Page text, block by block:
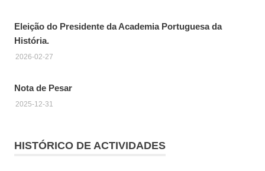
Eleição do Presidente da Academia Portuguesa da
História.
2026-02-27
Nota de Pesar
2025-12-31
HISTÓRICO DE ACTIVIDADES